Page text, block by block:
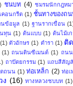
ชนบท (4) ชมรมนักกฎหม
อนกรีต (1) ชั้นทางของถ
นข้อมูล (1) ฐานรากเขื่อน
ทุน (1) ต้นแบบ (1) ต้นไม้เ
(1) ตัวอักษร (1) ตำรา (1) ติ
(1) ถนนดินซีเมนต์ (1) ถนน
ถาปัตยกรรม (1) แถบสีสัญ
ถนน (1) ท่อเหล็ก (2) ท่อเ
ง (16) ทางหลวงชบบท (1)